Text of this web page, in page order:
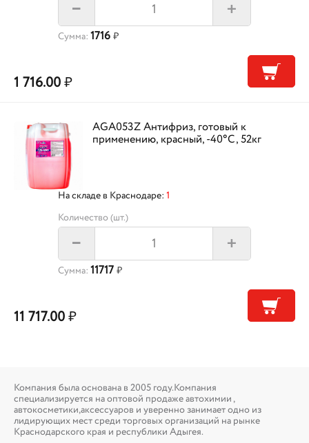
– +
Сумма: 1716 ₽
1 716.00₽
AGA053Z Антифриз, готовый к
применению, красный, -40°С, 52кг
На складе в Краснодаре: 1
Количество (шт.)
– +
Сумма: 11717 ₽
11 717.00₽
Компания была основана в 2005 году.Компания
специализируется на оптовой продаже автохимии ,
автокосметики,аксессуаров и уверенно занимает одно из
лидирующих мест среди торговых организаций на рынке
Краснодарского края и республики Адыгея.